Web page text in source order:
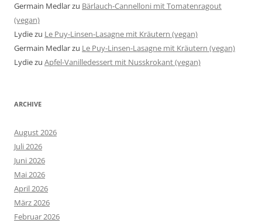
Germain Medlarzu Bärlauch-Cannelloni mit Tomatenragout
(vegan)
Lydiezu Le Puy-Linsen-Lasagne mit Kräutern (vegan)
Germain Medlarzu Le Puy-Linsen-Lasagne mit Kräutern (vegan)
Lydiezu Apfel-Vanilledessert mit Nusskrokant (vegan)
ARCHIVE
August 2026
Juli 2026
Juni 2026
Mai 2026
April 2026
März 2026
Februar 2026